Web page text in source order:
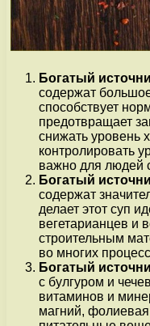
Богатый
содержат большое
способствует
предотвращает
снижать уровень
контролировать
важно для людей
Богатый
содержат
делает этот суп
вегетарианцев и
строительным
во многих
Богатый
с булгуром и
витаминов и
магний,